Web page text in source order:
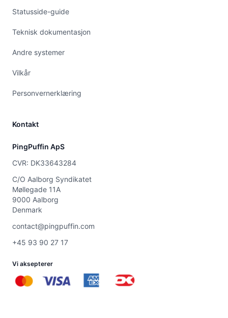
Statusside-guide
Teknisk dokumentasjon
Andre systemer
Vilkår
Personvernerklæring
Kontakt
PingPuffin ApS
CVR: DK33643284
C/O Aalborg Syndikatet
Møllegade 11A
9000 Aalborg
Denmark
contact@pingpuffin.com
+45 93 90 27 17
Vi aksepterer